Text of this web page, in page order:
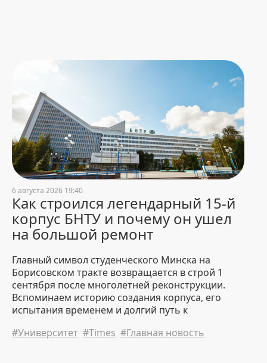
Адаптация без стресса. Все, что
нужно знать новому студенту
4 August 2026 8:00
Окончательные итоги
приемной кампании – 2026
3 August 2026 21:39 5928
В БНТУ прошло заседание
приемной комиссии по
зачислению абитуриентов на
платную форму обучения
3 August 2026 20:21 3278
«Спустя 50 лет на встрече
впору вешать таблички с
именами». БНТУ посетили
выпускники 1976 года
3 August 2026 14:41 17565
6 августа 2026 19:40
Как строился легендарный 15-й
корпус БНТУ и почему он ушел
на большой ремонт
Главный символ студенческого Минска на
Борисовском тракте возвращается в строй 1
сентября после многолетней реконструкции.
Вспоминаем историю создания корпуса, его
испытания временем и долгий путь к
масштабному обновлению.
#Университет #Times #Главная новость